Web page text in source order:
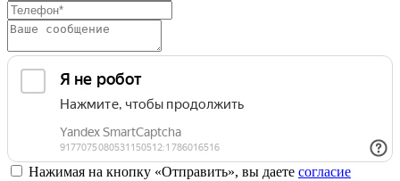
Нажимая на кнопку «Отправить», вы даете согласие